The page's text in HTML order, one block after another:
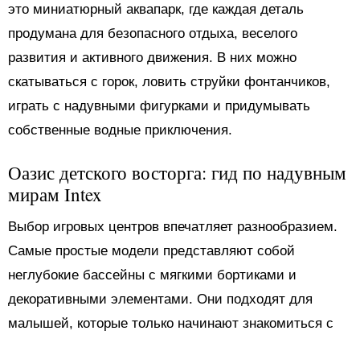
это миниатюрный аквапарк, где каждая деталь
продумана для безопасного отдыха, веселого
развития и активного движения. В них можно
скатываться с горок, ловить струйки фонтанчиков,
играть с надувными фигурками и придумывать
собственные водные приключения.
Оазис детского восторга: гид по надувным
мирам Intex
Выбор игровых центров впечатляет разнообразием.
Самые простые модели представляют собой
неглубокие бассейны с мягкими бортиками и
декоративными элементами. Они подходят для
малышей, которые только начинают знакомиться с